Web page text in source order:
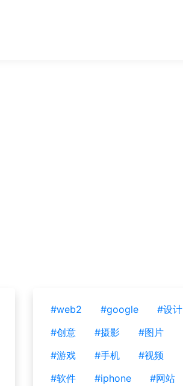
#web2 #google
#设计
#创意
#摄影
#图片
#游戏
#手机
#视频
#软件
#iphone
#网站